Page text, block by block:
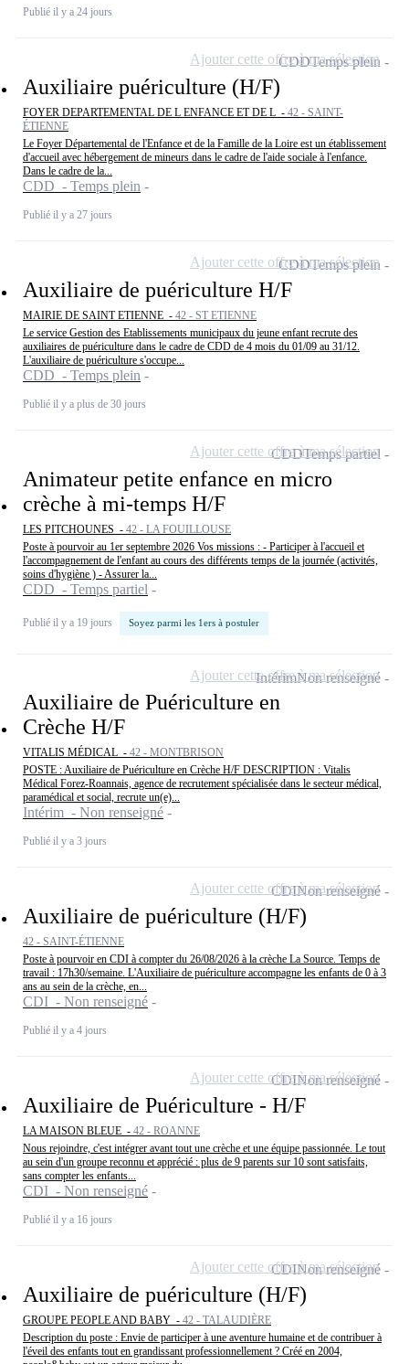
Publié il y a 24 jours
Auxiliaire puériculture (H/F)
FOYER DEPARTEMENTAL DE L ENFANCE ET DE L - 42 - SAINT-
ÉTIENNE
Le Foyer Départemental de l'Enfance et de la Famille de la Loire est un établissement
d'accueil avec hébergement de mineurs dans le cadre de l'aide sociale à l'enfance.
Dans le cadre de la...
CDD - Temps plein
Publié il y a 27 jours
CDDTemps plein
Ajouter cette offre à ma sélection
Auxiliaire de puériculture H/F
MAIRIE DE SAINT ETIENNE - 42 - ST ETIENNE
Le service Gestion des Etablissements municipaux du jeune enfant recrute des
auxiliaires de puériculture dans le cadre de CDD de 4 mois du 01/09 au 31/12.
L'auxiliaire de puériculture s'occupe...
CDD - Temps plein
Publié il y a plus de 30 jours
CDDTemps plein
Ajouter cette offre à ma sélection
Animateur petite enfance en micro
crèche à mi-temps H/F
LES PITCHOUNES - 42 - LA FOUILLOUSE
Poste à pourvoir au 1er septembre 2026 Vos missions : - Participer à l'accueil et
l'accompagnement de l'enfant au cours des différents temps de la journée (activités,
soins d'hygiène ) - Assurer la...
CDD - Temps partiel
Publié il y a 19 jours Soyez parmi les 1ers à postuler
CDDTemps partiel
Ajouter cette offre à ma sélection
Auxiliaire de Puériculture en
Crèche H/F
VITALIS MÉDICAL - 42 - MONTBRISON
POSTE : Auxiliaire de Puériculture en Crèche H/F DESCRIPTION : Vitalis
Médical Forez-Roannais, agence de recrutement spécialisée dans le secteur médical,
paramédical et social, recrute un(e)...
Intérim - Non renseigné
Publié il y a 3 jours
IntérimNon renseigné
Ajouter cette offre à ma sélection
Auxiliaire de puériculture (H/F)
42 - SAINT-ÉTIENNE
Poste à pourvoir en CDI à compter du 26/08/2026 à la crèche La Source. Temps de
travail : 17h30/semaine. L'Auxiliaire de puériculture accompagne les enfants de 0 à 3
ans au sein de la crèche, en...
CDI - Non renseigné
Publié il y a 4 jours
CDINon renseigné
Ajouter cette offre à ma sélection
Auxiliaire de Puériculture - H/F
LA MAISON BLEUE - 42 - ROANNE
Nous rejoindre, c'est intégrer avant tout une crèche et une équipe passionnée. Le tout
au sein d'un groupe reconnu et apprécié : plus de 9 parents sur 10 sont satisfaits,
sans compter les enfants...
CDI - Non renseigné
Publié il y a 16 jours
CDINon renseigné
Ajouter cette offre à ma sélection
Auxiliaire de puériculture (H/F)
GROUPE PEOPLE AND BABY - 42 - TALAUDIÈRE
Description du poste : Envie de participer à une aventure humaine et de contribuer à
l'éveil des enfants tout en grandissant professionnellement ? Créé en 2004,
CDINon renseigné
Ajouter cette offre à ma sélection